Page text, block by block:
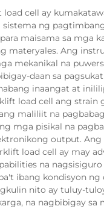
cell ay
ng
maisama sa mga
materyales. Ang
mekanikal na
daan sa
inaangat at
load cell ang strain
maliliit na
mga pisikal na
output.
load cell ay may
na
ibang kondisyon ng
nito ay tuluy-
na nagbibigay sa